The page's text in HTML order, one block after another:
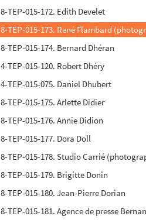
8-TEP-015-172. Edith Develet
8-TEP-015-173. René Flambard
8-TEP-015-174. Bernard Dhéran
4-TEP-015-120. Robert Dhéry
4-TEP-015-075. Daniel Dhubert
8-TEP-015-175. Arlette Didier
8-TEP-015-176. Annie Didion
8-TEP-015-177. Dora Doll
8-TEP-015-178. Studio Carrié
8-TEP-015-179. Brigitte Donin
8-TEP-015-180. Jean-Pierre Dorian
8-TEP-015-181. Agence de presse